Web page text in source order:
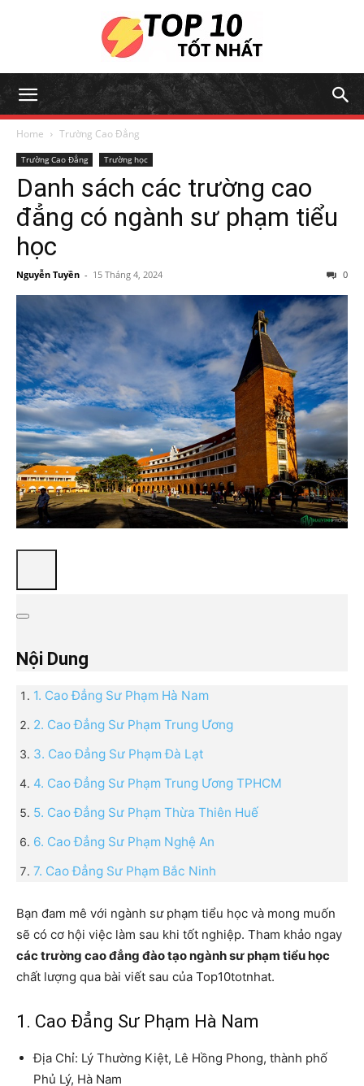
Home Trường Cao Đẳng
Trường Cao Đẳng Trường học
Danh sách các trường cao
đẳng có ngành sư phạm tiểu
học
Nguyễn Tuyền - 15 Tháng 4, 2024 0
Nội Dung
1. Cao Đẳng Sư Phạm Hà Nam
2. Cao Đẳng Sư Phạm Trung Ương
3. Cao Đẳng Sư Phạm Đà Lạt
4. Cao Đẳng Sư Phạm Trung Ương TPHCM
5. Cao Đẳng Sư Phạm Thừa Thiên Huế
6. Cao Đẳng Sư Phạm Nghệ An
7. Cao Đẳng Sư Phạm Bắc Ninh
Bạn đam mê với ngành sư phạm tiểu học và mong muốn
sẽ có cơ hội việc làm sau khi tốt nghiệp. Tham khảo ngay
các trường cao đẳng đào tạo ngành sư phạm tiểu học
chất lượng qua bài viết sau của Top10totnhat.
1. Cao Đẳng Sư Phạm Hà Nam
Địa Chỉ: Lý Thường Kiệt, Lê Hồng Phong, thành phố
Phủ Lý, Hà Nam